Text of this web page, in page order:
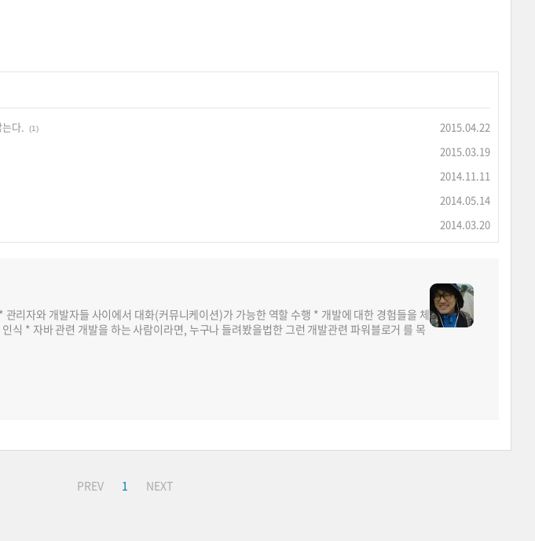
다. (1)
2015.04.22
2015.03.19
2014.11.11
2014.05.14
2014.03.20
리자와 개발자들 사이에서 대화(커뮤니케이션)가 가능한 역할 수행 * 개발에 대한 경험들을 체
식 * 자바 관련 개발을 하는 사람이라면, 누구나 들려봤을법한 그런 개발관련 파워블로거 를 목
PREV 1 NEXT